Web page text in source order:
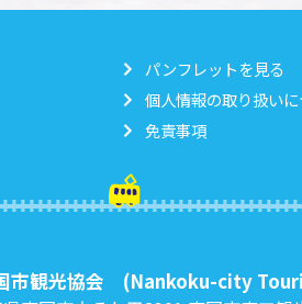
パンフレットを見る
個人情報の取り扱い
免責事項
市観光協会 (Nankoku-city